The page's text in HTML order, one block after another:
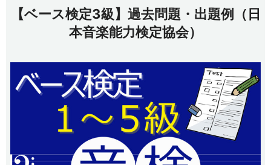
【ベース検定3級】過去問題・出題例（日
本音楽能力検定協会）